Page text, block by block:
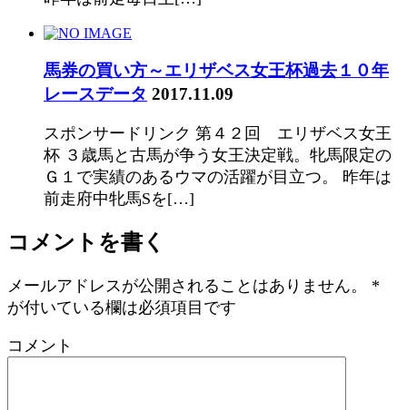
馬券の買い方～エリザベス女王杯過去１０年
レースデータ 2017.11.09
スポンサードリンク 第４２回 エリザベス女王
杯 ３歳馬と古馬が争う女王決定戦。牝馬限定の
Ｇ１で実績のあるウマの活躍が目立つ。 昨年は
前走府中牝馬Sを[…]
コメントを書く
メールアドレスが公開されることはありません。
*
が付いている欄は必須項目です
コメント